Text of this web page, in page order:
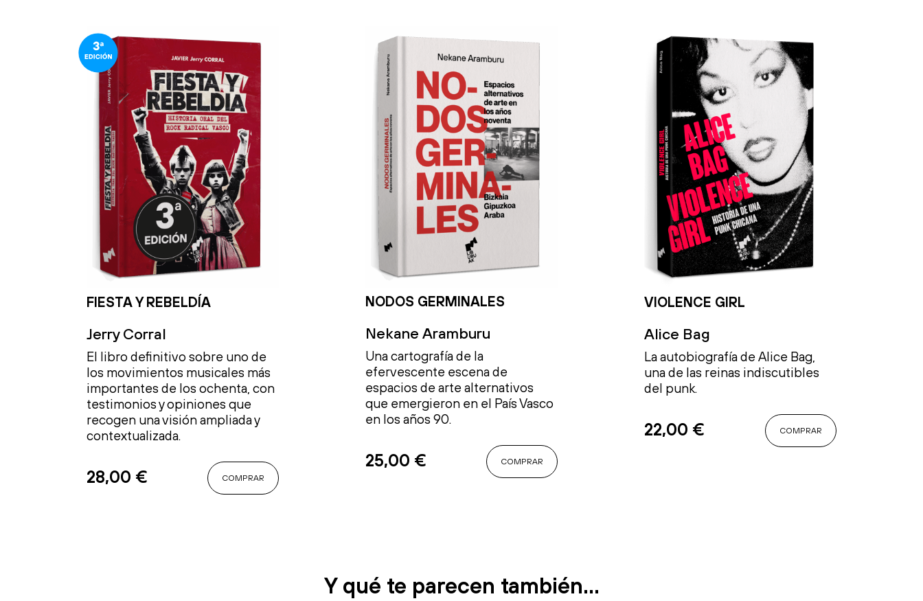
FIESTA Y REBELDÍA
Jerry Corral
El libro definitivo sobre uno de
los movimientos musicales más
importantes de los ochenta, con
testimonios y opiniones que
recogen una visión ampliada y
contextualizada.
28,00 € COMPRAR
NODOS GERMINALES
Nekane Aramburu
Una cartografía de la
efervescente escena de
espacios de arte alternativos
que emergieron en el País Vasco
en los años 90.
25,00 € COMPRAR
VIOLENCE GIRL
Alice Bag
La autobiografía de Alice Bag,
una de las reinas indiscutibles
del punk.
22,00 € COMPRAR
Y qué te parecen también…